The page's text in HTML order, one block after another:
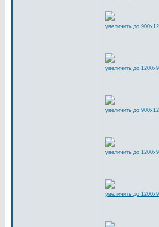
увеличить до
увеличить до
увеличить до
увеличить до
увеличить до